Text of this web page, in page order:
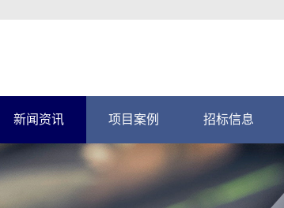
新闻资讯 项目案例 招标信息